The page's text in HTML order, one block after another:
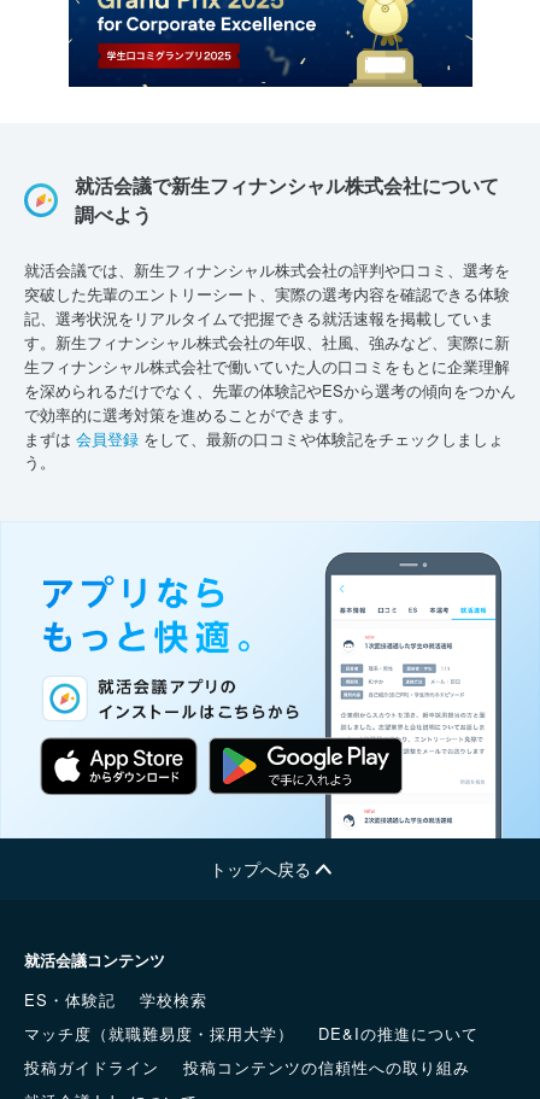
就活会議で新生フィナンシャル株式会社について
調べよう
就活会議では、新生フィナンシャル株式会社の評判や口コミ、選考を
突破した先輩のエントリーシート、実際の選考内容を確認できる体験
記、選考状況をリアルタイムで把握できる就活速報を掲載していま
す。新生フィナンシャル株式会社の年収、社風、強みなど、実際に新
生フィナンシャル株式会社で働いていた人の口コミをもとに企業理解
を深められるだけでなく、先輩の体験記やESから選考の傾向をつかん
で効率的に選考対策を進めることができます。
まずは 会員登録 をして、最新の口コミや体験記をチェックしましょ
う。
トップへ戻る
就活会議コンテンツ
ES・体験記
学校検索
マッチ度（就職難易度・採用大学）
DE&Iの推進について
投稿ガイドライン
投稿コンテンツの信頼性への取り組み